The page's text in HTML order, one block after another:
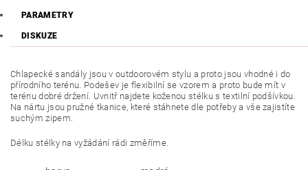
PARAMETRY
DISKUZE
Chlapecké sandály jsou v outdoorovém stylu a proto jsou vhodné i do
přírodního terénu. Podešev je flexibilní se vzorem a proto bude mít v
terénu dobré držení. Uvnitř najdete koženou stélku s textilní podšívkou.
Na nártu jsou pružné tkanice, které stáhnete dle potřeby a vše zajistíte
suchým zipem.
Délku stélky na vyžádání rádi změříme.